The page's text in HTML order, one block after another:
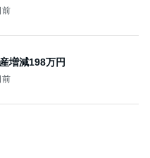
前
増減198万円
前